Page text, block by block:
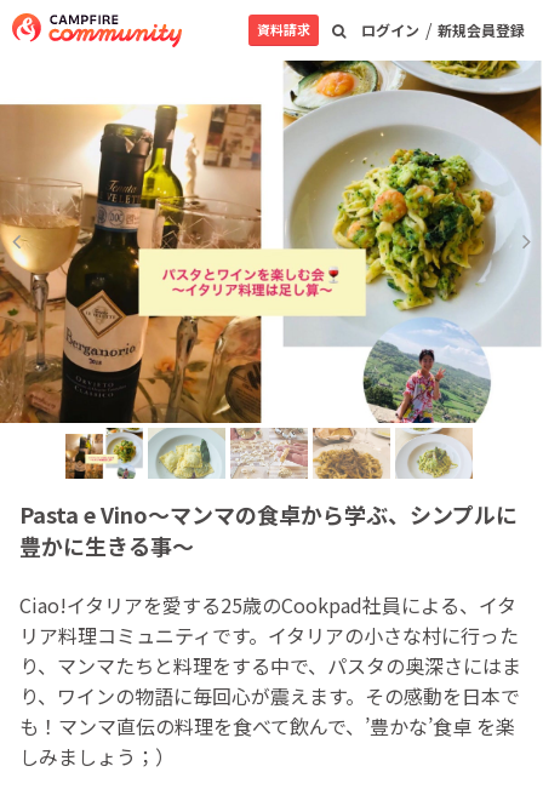
ログイン / 新規会員登録
資料請求
Pasta e Vino〜マンマの食卓から学ぶ、シンプルに
豊かに生きる事〜
Ciao!イタリアを愛する25歳のCookpad社員による、イタ
リア料理コミュニティです。イタリアの小さな村に行った
り、マンマたちと料理をする中で、パスタの奥深さにはま
り、ワインの物語に毎回心が震えます。その感動を日本で
も！マンマ直伝の料理を食べて飲んで、’豊かな’食卓 を楽
しみましょう；）